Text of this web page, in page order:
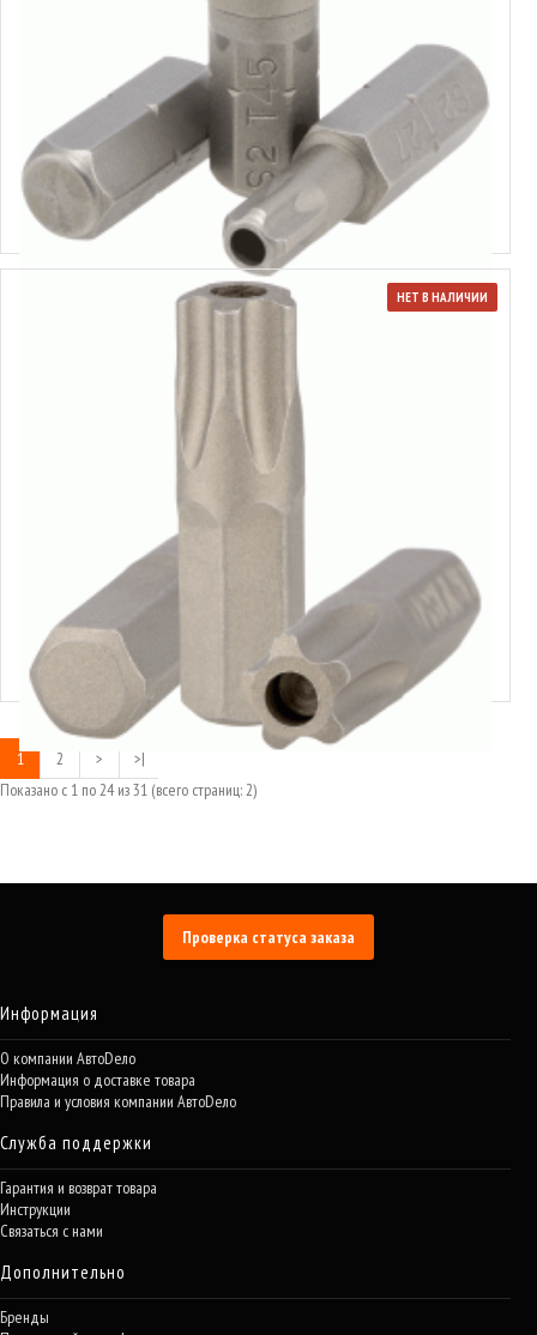
Вставка-бита Torx Plus® 1/4"
Выбрать варианты
НЕТ В НАЛИЧИИ
Вставка-бита Torx Plus® 5/16"
1 2 >
>|
Показано с 1 по 24 из 31 (всего страниц: 2)
Проверка статуса заказа
Информация
О компании АвтоDело
Информация о доставке товара
Правила и условия компании АвтоDело
Служба поддержки
Гарантия и возврат товара
Инструкции
Связаться с нами
Дополнительно
Бренды